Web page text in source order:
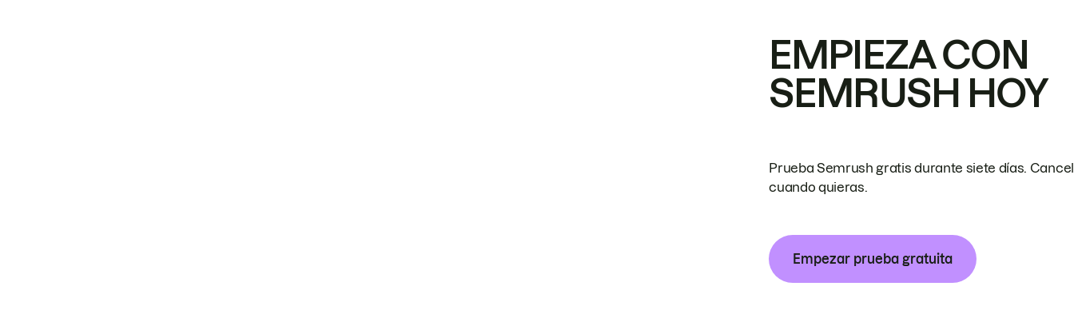
EMPIEZA CON
SEMRUSH HOY
Prueba Semrush gratis durante siete días.
cuando quieras.
Empezar prueba gratuita